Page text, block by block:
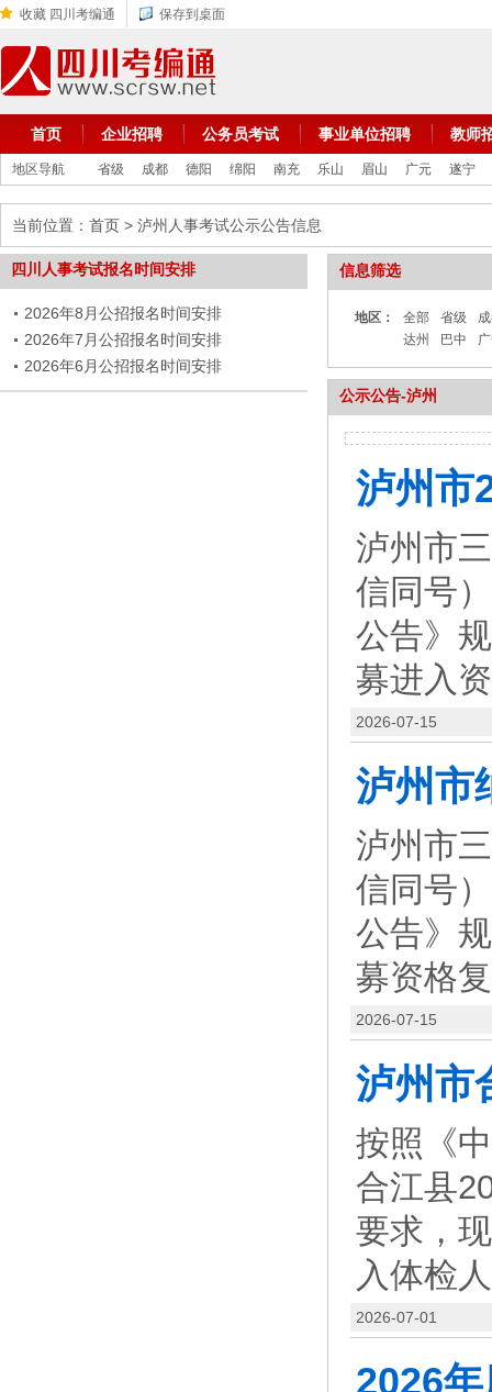
收藏 四川考编通 保存到桌面
首页 企业招聘 公务员考试 事业单位招聘 教师
地区导航 省级 成都 德阳 绵阳 南充 乐山 眉山 广元 遂宁
当前位置： 首页 > 泸州人事考试公示公告信息
四川人事考试报名时间安排
2026年8月公招报名时间安排
2026年7月公招报名时间安排
2026年6月公招报名时间安排
信息筛选
地区： 全部 省级
达州
巴中
公示公告-泸州
泸州市
信同号
公告》
募进入
2026-07-15
泸州市
信同号
公告》
募资格
2026-07-15
按照《
合江县
要求，
入体检
2026-07-01